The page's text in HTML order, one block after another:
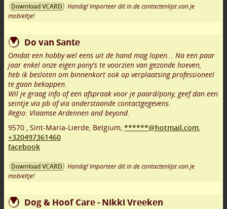
Download VCARD
Handig! Importeer dit in de contactenlijst van je
mobieltje!
Do van Sante
Omdat een hobby wel eens uit de hand mag lopen... Na een paar
jaar enkel onze eigen pony's te voorzien van gezonde hoeven,
heb ik besloten om binnenkort ook op verplaatsing professioneel
te gaan bekappen.
Wil je graag info of een afspraak voor je paard/pony, geef dan een
seintje via pb of via onderstaande contactgegevens.
Regio: Vlaamse Ardennen and beyond.
9570 , Sint-Maria-Lierde, Belgium, ******@hotmail.com,
+320497361460
facebook
Download VCARD
Handig! Importeer dit in de contactenlijst van je
mobieltje!
Dog & Hoof Care - Nikki Vreeken